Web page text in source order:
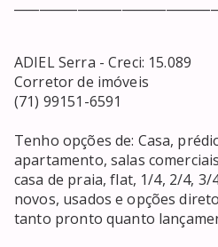
ADIEL Serra - Creci: 15.089
Corretor de imóveis
(71) 99151-6591
Tenho opções de: Casa,
apartamento, salas
casa de praia, flat, 1/4, 2/4,
novos, usados e opções
tanto pronto quanto